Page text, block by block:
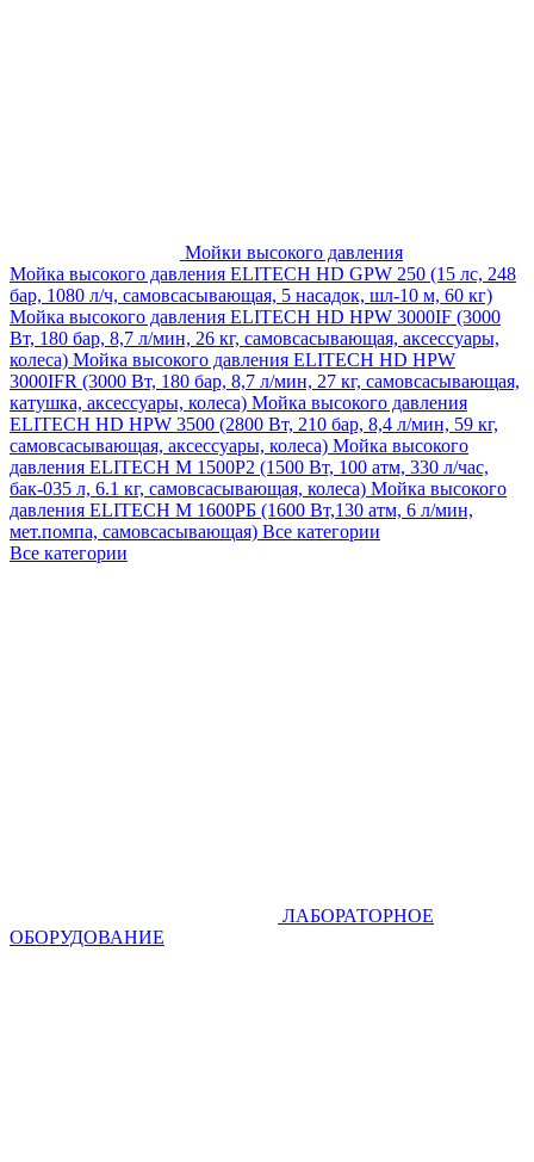
Мойки высокого давления
Мойка высокого давления ELITECH HD GPW 250 (15 лс, 248
бар, 1080 л/ч, самовсасывающая, 5 насадок, шл-10 м, 60 кг)
Мойка высокого давления ELITECH HD HPW 3000IF (3000
Вт, 180 бар, 8,7 л/мин, 26 кг, самовсасывающая, аксессуары,
колеса) Мойка высокого давления ELITECH HD HPW
3000IFR (3000 Вт, 180 бар, 8,7 л/мин, 27 кг, самовсасывающая,
катушка, аксессуары, колеса) Мойка высокого давления
ELITECH HD HPW 3500 (2800 Вт, 210 бар, 8,4 л/мин, 59 кг,
самовсасывающая, аксессуары, колеса) Мойка высокого
давления ELITECH M 1500P2 (1500 Вт, 100 атм, 330 л/час,
бак-035 л, 6.1 кг, самовсасывающая, колеса) Мойка высокого
давления ELITECH М 1600РБ (1600 Вт,130 атм, 6 л/мин,
мет.помпа, самовсасывающая) Все категории
Все категории
ЛАБОРАТОРНОЕ
ОБОРУДОВАНИЕ